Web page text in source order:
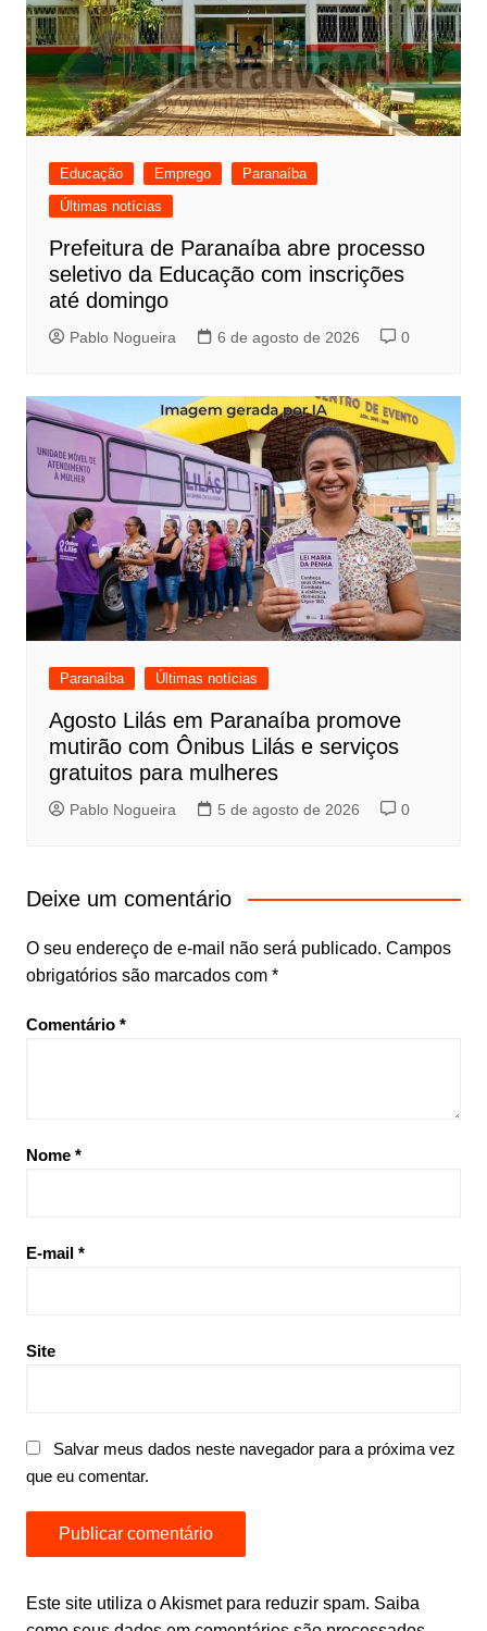
Educação Emprego
Paranaíba
Últimas notícias
Prefeitura de Paranaíba abre processo
seletivo da Educação com inscrições
até domingo
Pablo Nogueira 6 de agosto de 2026 0
Paranaíba Últimas notícias
Agosto Lilás em Paranaíba promove
mutirão com Ônibus Lilás e serviços
gratuitos para mulheres
Pablo Nogueira 5 de agosto de 2026 0
Deixe um comentário
O seu endereço de e-mail não será publicado. Campos
obrigatórios são marcados com *
Comentário *
Nome *
E-mail *
Site
Salvar meus dados neste navegador para a próxima vez
que eu comentar.
Este site utiliza o Akismet para reduzir spam. Saiba